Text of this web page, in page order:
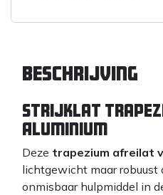
Beschrijving
Strijklat
Aluminium
Deze trapezium afreilat
lichtgewicht maar robuust
onmisbaar hulpmiddel in